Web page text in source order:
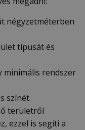
négyzetméterben
típusát és
minimális rendszer
színét.
területről
ezzel is segíti a